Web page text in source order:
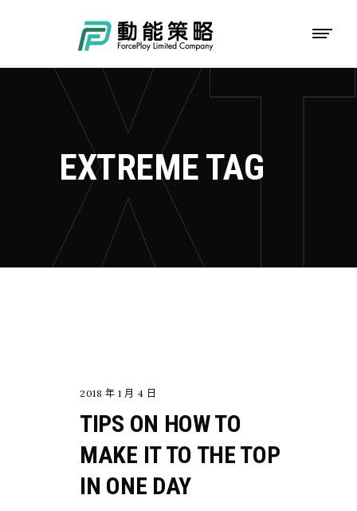
EXTREME TAG
2018 年 1 月 4 日
TIPS ON HOW TO
MAKE IT TO THE TOP
IN ONE DAY